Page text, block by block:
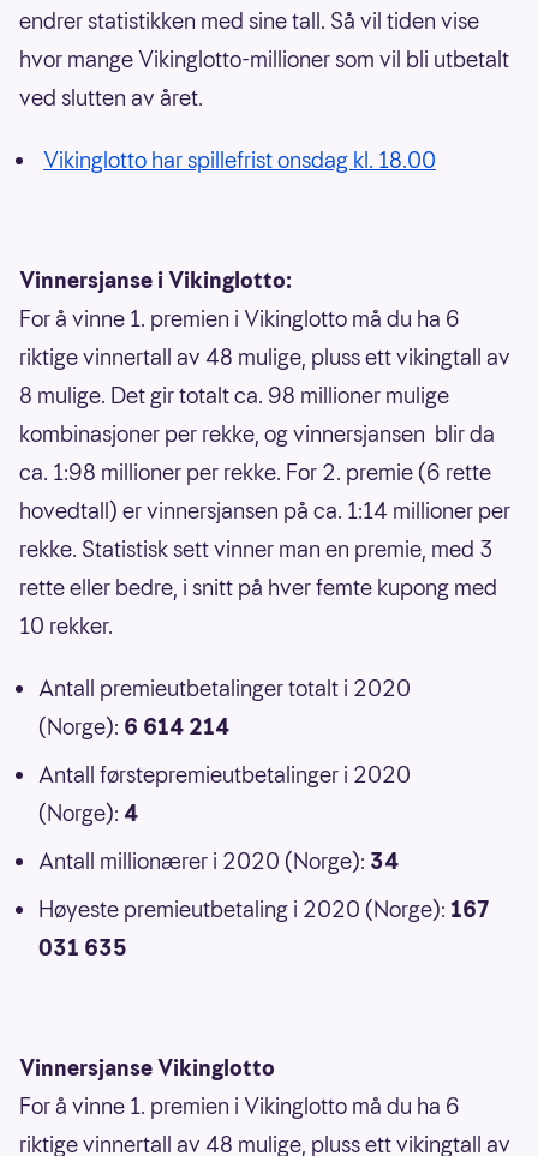
endrer statistikken med sine tall. Så vil tiden vise
hvor mange Vikinglotto-millioner som vil bli utbetalt
ved slutten av året.
Vikinglotto har spillefrist onsdag kl. 18.00
Vinnersjanse i Vikinglotto:
For å vinne 1. premien i Vikinglotto må du ha 6
riktige vinnertall av 48 mulige, pluss ett vikingtall av
8 mulige. Det gir totalt ca. 98 millioner mulige
kombinasjoner per rekke, og vinnersjansen blir da
ca. 1:98 millioner per rekke. For 2. premie (6 rette
hovedtall) er vinnersjansen på ca. 1:14 millioner per
rekke. Statistisk sett vinner man en premie, med 3
rette eller bedre, i snitt på hver femte kupong med
10 rekker.
Antall premieutbetalinger totalt i 2020
(Norge): 6 614 214
Antall førstepremieutbetalinger i 2020
(Norge): 4
Antall millionærer i 2020 (Norge): 34
Høyeste premieutbetaling i 2020 (Norge): 167
031 635
Vinnersjanse Vikinglotto
For å vinne 1. premien i Vikinglotto må du ha 6
riktige vinnertall av 48 mulige, pluss ett vikingtall av